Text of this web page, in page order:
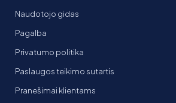
Naudotojo gidas
Pagalba
Privatumo politika
Paslaugos teikimo sutartis
Pranešimai klientams